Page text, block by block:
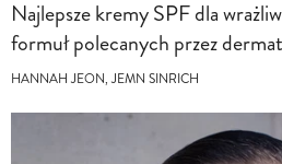
Najlepsze kremy SPF dla
formuł polecanych przez
HANNAH JEON, JEMN SINRICH